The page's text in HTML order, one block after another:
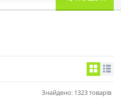
Знайдено: 1323 товарів